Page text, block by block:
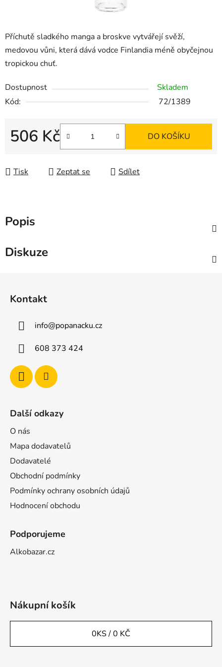
Příchutě sladkého manga a broskve vytvářejí svěží,
medovou vůni, která dává vodce Finlandia méně obyčejnou
tropickou chuť.
Dostupnost
Skladem
Kód:
72/1389
506 Kč DO KOŠÍKU
Tisk Zeptat se Sdílet
Popis
Diskuze
Kontakt
info@popanacku.cz
608 373 424
Další odkazy
O nás
Mapa dodavatelů
Dodavatelé
Obchodní podmínky
Podmínky ochrany osobních údajů
Hodnocení obchodu
Podporujeme
Alkobazar.cz
Nákupní košík
0KS /0 KČ